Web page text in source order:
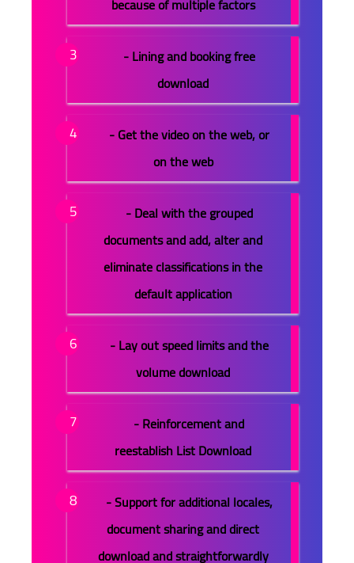
- Lining and booking free
download
- Get the video on the web, or
on the web
- Deal with the grouped
documents and add, alter and
eliminate classifications in the
default application
- Lay out speed limits and the
volume download
- Reinforcement and
reestablish List Download
- Support for additional locales,
document sharing and direct
download and straightforwardly